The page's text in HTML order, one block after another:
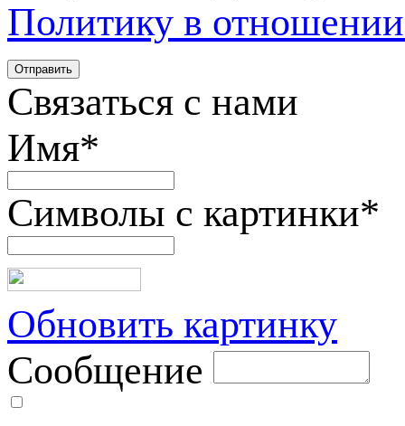
Политику в
Связаться с нами
Имя*
Символы с картинки*
Обновить картинку
Сообщение